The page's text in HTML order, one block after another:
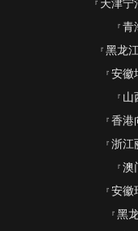
天津宁
青
黑龙
安徽
山
香港
浙江
澳
安徽
黑